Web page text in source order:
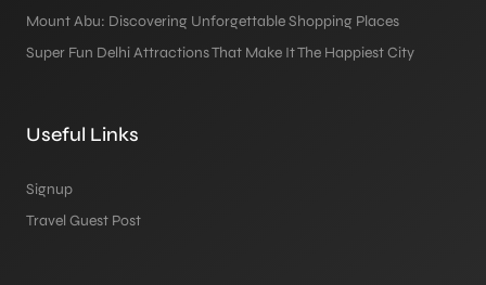
Mount Abu: Discovering Unforgettable Shopping Places
Super Fun Delhi Attractions That Make It The Happiest City
Useful Links
Signup
Travel Guest Post